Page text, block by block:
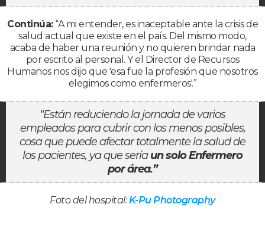
Continúa:“A mi entender, es inaceptable ante la crisis de
salud actual que existe en el país. Del mismo modo,
acaba de haber una reunión y no quieren brindar nada
por escrito al personal. Y el Director de Recursos
Humanos nos dijo que 'esa fue la profesión que nosotros
elegimos como enfermeros'.”
“Están reduciendo la jornada de varios
empleados para cubrir con los menos posibles,
cosa que puede afectar totalmente la salud de
los pacientes, ya que seríaun solo Enfermero
por área.”
Foto del hospital:K-Pu Photography